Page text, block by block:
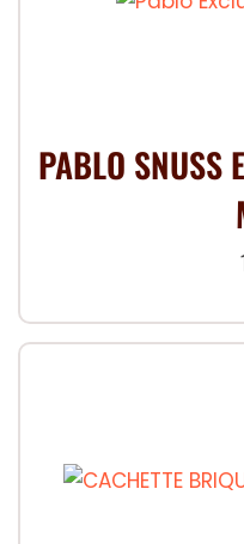
PABLO SNUSS